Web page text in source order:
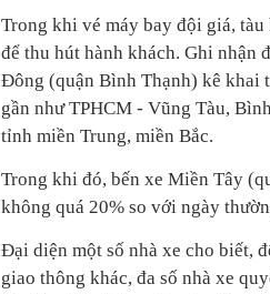
Trong khi vé máy bay đội giá,
để thu hút hành khách. Ghi nhận
Đông (quận Bình Thạnh) kê khai
gần như TPHCM - Vũng Tàu,
tỉnh miền Trung, miền Bắc.
Trong khi đó, bến xe Miền Tây
không quá 20% so với ngày
Đại diện một số nhà xe cho biết,
giao thông khác, đa số nhà xe